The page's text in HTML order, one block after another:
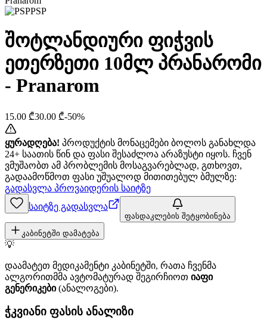
PSP
შოტლანდიური ფიჭვის
ეთერზეთი 10მლ პრანარომი
- Pranarom
15.00 ₾30.00 ₾-50%
ყურადღება! პროდუქტის მონაცემები ბოლოს განახლდა
24+ საათის წინ და ფასი შესაძლოა არაზუსტი იყოს. ჩვენ
ვმუშაობთ ამ პრობლემის მოსაგვარებლად, გთხოვთ,
გადაამოწმოთ ფასი უშუალოდ მითითებულ ბმულზე:
გადასვლა პროვაიდერის საიტზე
საიტზე გადასვლა
ფასდაკლების შეტყობინება
კაბინეტში დამატება
💡
დაამატეთ მედიკამენტი კაბინეტში, რათა ჩვენმა
ალგორითმმა ავტომატურად შეგირჩიოთ იაფი
გენერიკები(ანალოგები).
ჭკვიანი ფასის ანალიზი